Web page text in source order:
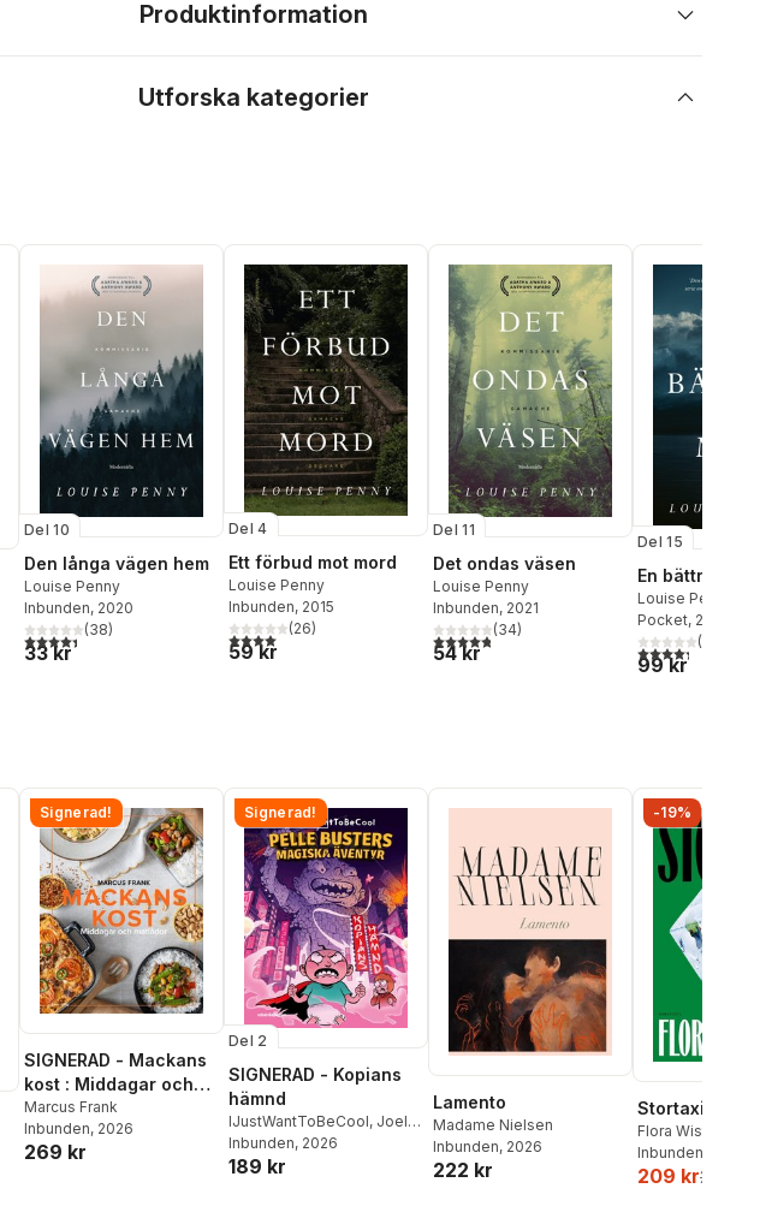
Produktinformation
Utforska kategorier
röster:
Del 10
Den långa vägen hem
Louise Penny
Inbunden, 2020
4,4utav 5 stjärnor. Totalt antal röster:
(38)
33 kr
Del 4
Ett förbud mot mord
Louise Penny
Inbunden, 2015
4,0utav 5 stjärnor. Totalt antal röster:
(26)
59 kr
Del 11
Det ondas väsen
Louise Penny
Inbunden, 2021
4,8utav 5 stjärnor. Totalt antal röster:
(34)
54 kr
Del 15
En bättre man
Louise Penny
Pocket, 2025
4,3utav 5(
99 kr
Signerad!
SIGNERAD - Mackans
kost : Middagar och
matlådor
Marcus Frank
Inbunden, 2026
269 kr
Signerad!
Del 2
SIGNERAD - Kopians
hämnd
IJustWantToBeCool, Joel
Adolphson,Emil Ejdemo
Beer ,Victor Beer
Inbunden, 2026
189 kr
Lamento
Madame Nielsen
Inbunden, 2026
222 kr
-19%
Stortaxi
Flora Wiström
Inbunden
209 kr259 kr